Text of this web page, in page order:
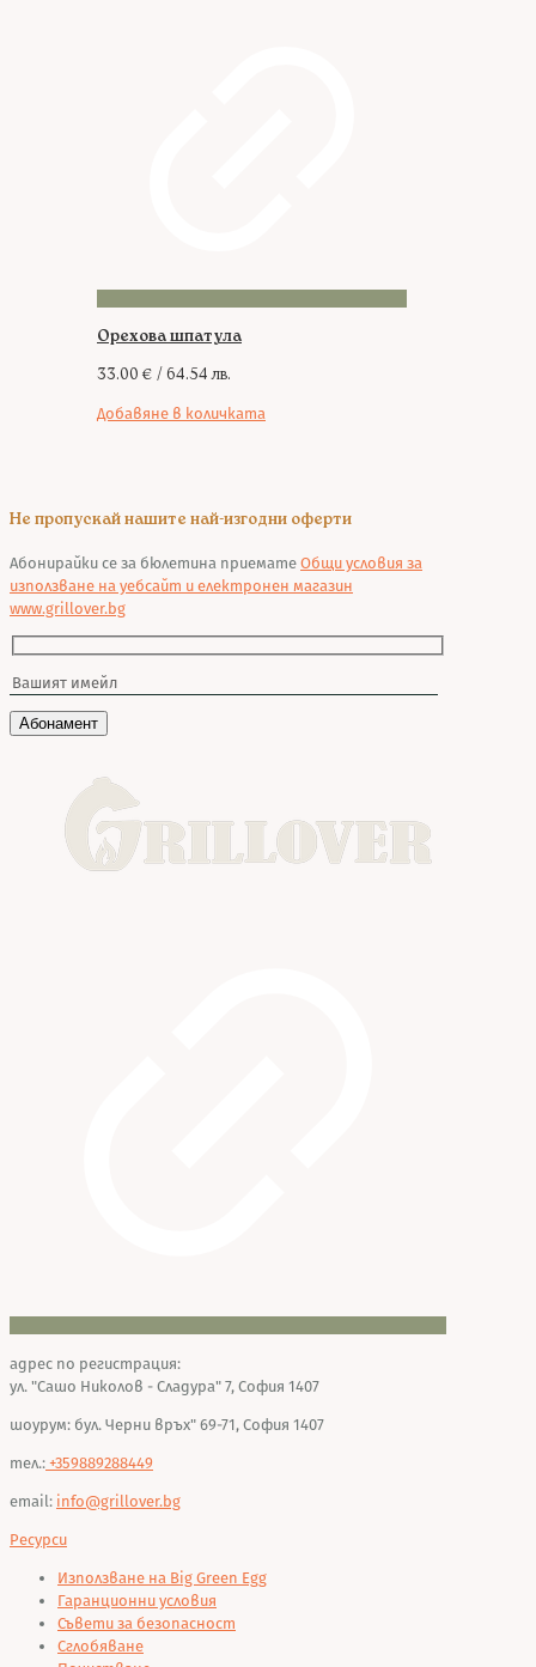
Орехова шпатула
33.00 € / 64.54 лв.
Добавяне в количката
Не пропускай нашите най-изгодни оферти
Абонирайки се за бюлетина приемате Общи условия за
използване на уебсайт и електронен магазин
www.grillover.bg
адрес по регистрация:
ул. "Сашо Николов - Сладура" 7, София 1407
шоурум: бул. Черни връх" 69-71, София 1407
тел.: +359889288449
email: info@grillover.bg
Ресурси
Използване на Big Green Egg
Гаранционни условия
Съвети за безопасност
Сглобяване